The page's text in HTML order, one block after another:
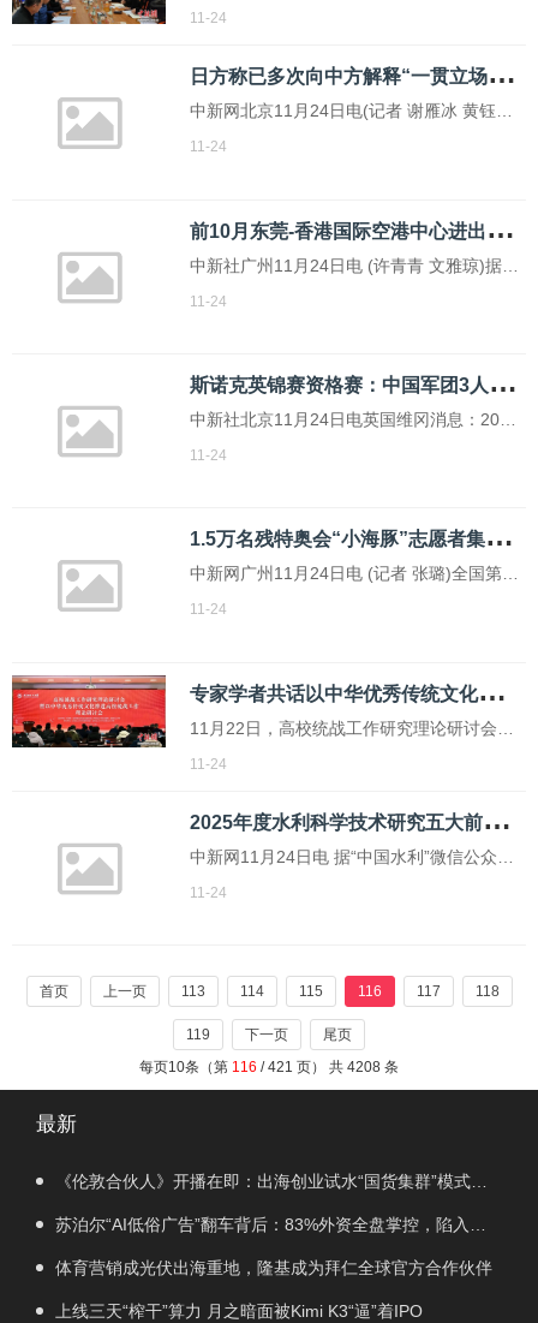
(《中国新闻》报 任德辉 摄) “七郎坟、令公
座庙……”
11-24
日
方称已多次向中方解释“一贯立场” 外交部回应
中新网北京11月24日电(记者 谢雁冰 黄钰钦)
中国外交部发言人毛宁24日主持例行记者
11-24
前
10月东莞-香港国际空港中心进出口货值逾272亿元
中新社广州11月24日电 (许青青 文雅琼)据黄
埔海关24日消息，今年前10月，东莞-香港国
11-24
斯
诺克英锦赛资格赛：中国军团3人晋级第三轮
中新社北京11月24日电英国维冈消息：2025
斯诺克英锦赛资格赛23日在英国维冈展开第
首轮，常冰玉、傅家俊和刘宏宇在第二轮比
赛中获胜。
11-24
1
.5万名残特奥会“小海豚”志愿者集结完毕
中新网广州11月24日电 (记者 张璐)全国第十
二届残疾人运动会暨第九届特殊奥林匹克运
闻发布会。
11-24
专
家学者共话以中华优秀传统文化推进高校统战工作
11月22日，高校统战工作研究理论研讨会暨
以中华优秀传统文化推进高校统战工作理论
11-24
2
025年度水利科学技术研究五大前沿热点词发布
中新网11月24日电 据“中国水利”微信公众号
消息，11月21—22日，全国科学技术名词审
68条2025年度科学技术研究前沿热点词，其
中“国家
11-24
首页 上一页 113 114 115 116 117 118
119 下一页
尾页
每页10条（第 116 / 421 页） 共 4208 条
最新
《伦敦合伙人》开播在即：出海创业试水“国货集群”模式，
带动入境消费反向种草
苏泊尔“AI低俗广告”翻车背后：83%外资全盘掌控，陷入流
量内卷、质量频发的负循环
体育营销成光伏出海重地，隆基成为拜仁全球官方合作伙伴
上线三天“榨干”算力 月之暗面被Kimi K3“逼”着IPO